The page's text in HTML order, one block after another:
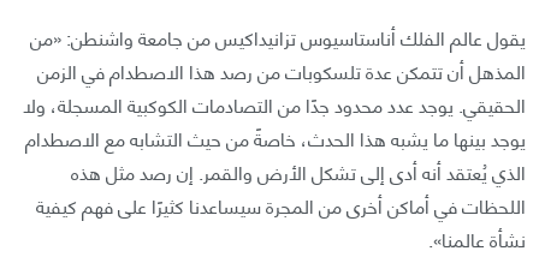
يقول عالم الفلك أناستاسيوس تزانيداكيس من جامعة واشنطن: «من
المذهل أن تتمكن عدة تلسكوبات من رصد هذا الاصطدام في الزمن
الحقيقي. يوجد عدد محدود جدًا من التصادمات الكوكبية المسجلة، ولا
يوجد بينها ما يشبه هذا الحدث، خاصةً من حيث التشابه مع الاصطدام
الذي يُعتقد أنه أدى إلى تشكل الأرض والقمر. إن رصد مثل هذه
اللحظات في أماكن أخرى من المجرة سيساعدنا كثيرًا على فهم كيفية
نشأة عالمنا».